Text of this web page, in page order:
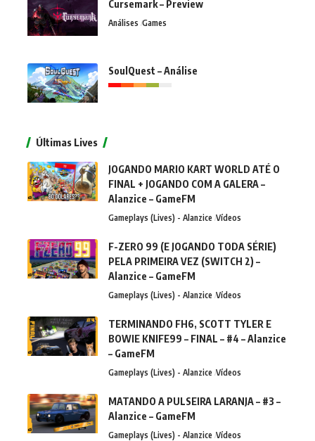
Cursemark – Preview
Análises Games
SoulQuest – Análise
Últimas Lives
JOGANDO MARIO KART WORLD ATÉ O
FINAL + JOGANDO COM A GALERA –
Alanzice – GameFM
Gameplays (Lives) - Alanzice Vídeos
F-ZERO 99 (E JOGANDO TODA SÉRIE)
PELA PRIMEIRA VEZ (SWITCH 2) –
Alanzice – GameFM
Gameplays (Lives) - Alanzice Vídeos
TERMINANDO FH6, SCOTT TYLER E
BOWIE KNIFE99 – FINAL – #4 – Alanzice
– GameFM
Gameplays (Lives) - Alanzice Vídeos
MATANDO A PULSEIRA LARANJA – #3 –
Alanzice – GameFM
Gameplays (Lives) - Alanzice Vídeos